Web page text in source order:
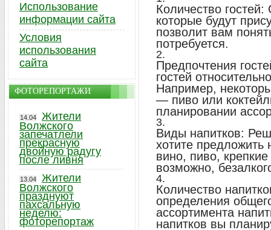
Количество
которые будут
позволит вам
потребуется.
Предпочтения
гостей
Например,
— пиво или
планировании
Виды напитков:
хотите
вино, пиво,
возможно,
Количество
определения
ассортимента
напитков вы
Использование
информации сайта
Условия
использования
сайта
ФОТОРЕПОРТАЖИ
14.04
Жители
Волжского
запечатлели
прекрасную
двойную радугу
после ливня
13.04
Жители
Волжского
празднуют
пахсальную
неделю:
фоторепортаж